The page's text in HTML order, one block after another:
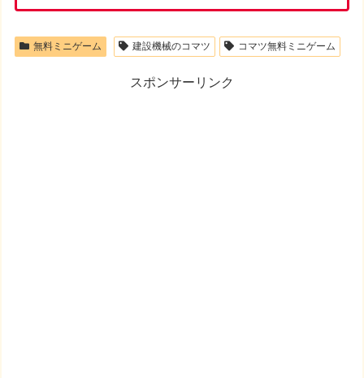
無料ミニゲーム 建設機械のコマツ コマツ無料ミニゲーム
スポンサーリンク